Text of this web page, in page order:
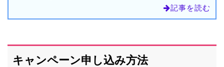
や学割などのキャンペーンまで、料金に関することをまるごと紹介
記事を読む
キャンペーン申し込み方法